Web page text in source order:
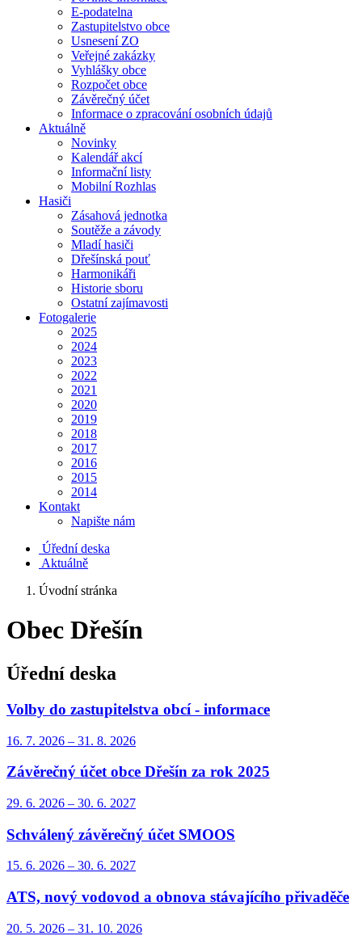
E-podatelna
Zastupitelstvo obce
Usnesení ZO
Veřejné zakázky
Vyhlášky obce
Rozpočet obce
Závěrečný účet
Informace o zpracování osobních údajů
Aktuálně
Novinky
Kalendář akcí
Informační listy
Mobilní Rozhlas
Hasiči
Zásahová jednotka
Soutěže a závody
Mladí hasiči
Dřešínská pouť
Harmonikáři
Historie sboru
Ostatní zajímavosti
Fotogalerie
2025
2024
2023
2022
2021
2020
2019
2018
2017
2016
2015
2014
Kontakt
Napište nám
Úřední deska
Aktuálně
Úvodní stránka
Obec Dřešín
Úřední deska
Volby do zastupitelstva obcí - informace
16. 7. 2026 – 31. 8. 2026
Závěrečný účet obce Dřešín za rok 2025
29. 6. 2026 – 30. 6. 2027
Schválený závěrečný účet SMOOS
15. 6. 2026 – 30. 6. 2027
ATS, nový vodovod a obnova stávajícího přivaděče
20. 5. 2026 – 31. 10. 2026